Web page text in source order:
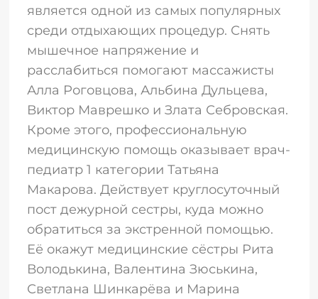
является одной из самых популярных
среди отдыхающих процедур. Снять
мышечное напряжение и
расслабиться помогают массажисты
Алла Роговцова, Альбина Дульцева,
Виктор Маврешко и Злата Себровская.
Кроме этого, профессиональную
медицинскую помощь оказывает врач-
педиатр 1 категории Татьяна
Макарова. Действует круглосуточный
пост дежурной сестры, куда можно
обратиться за экстренной помощью.
Её окажут медицинские сёстры Рита
Володькина, Валентина Зюськина,
Светлана Шинкарёва и Марина